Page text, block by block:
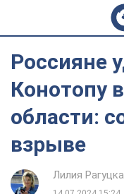
Россияне
Конотопу
области:
взрыве
Лилия